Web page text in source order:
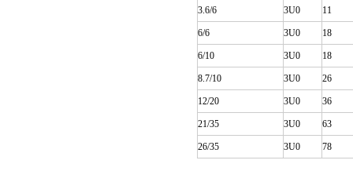
3.6/6 3U0 11
6/6 3U0 18
6/10 3U0 18
8.7/10 3U0 26
12/20 3U0 36
21/35 3U0 63
26/35 3U0 78